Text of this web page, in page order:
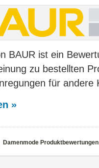
BAUR ist ein
zu bestellten
für andere
»
Damenmode Produktbewertungen